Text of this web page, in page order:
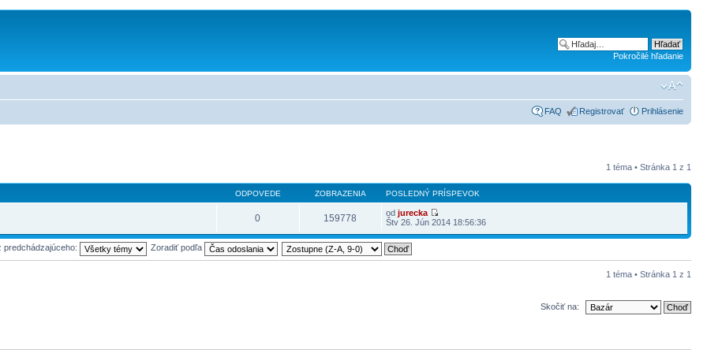
Pokročilé hľadanie
FAQ Registrovať Prihlásenie
1 téma • Stránka 1 z 1
ODPOVEDE ZOBRAZENIA POSLEDNÝ PRÍSPEVOK
0 159778 odjurecka
Štv 26. Jún 2014 18:56:36
Zoradiť podľa
1 téma • Stránka 1 z 1
Skočiť na: